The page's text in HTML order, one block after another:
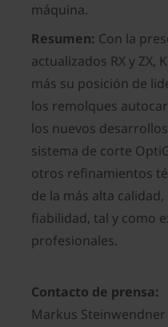
máquina.
Resumen: Con la
actualizados RX y ZX,
más su posición de
los remolques
los nuevos
sistema de corte
otros refinamientos
de la más alta
fiabilidad, tal y como
profesionales.
Contacto de prensa:
Markus Steinwendner